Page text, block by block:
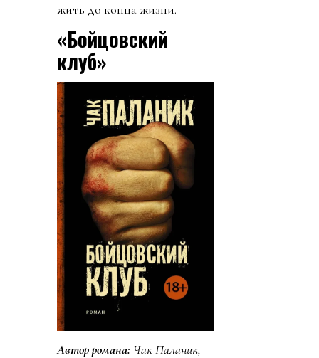
жить до конца жизни.
«Бойцовский
клуб»
Автор романа: Чак Паланик,